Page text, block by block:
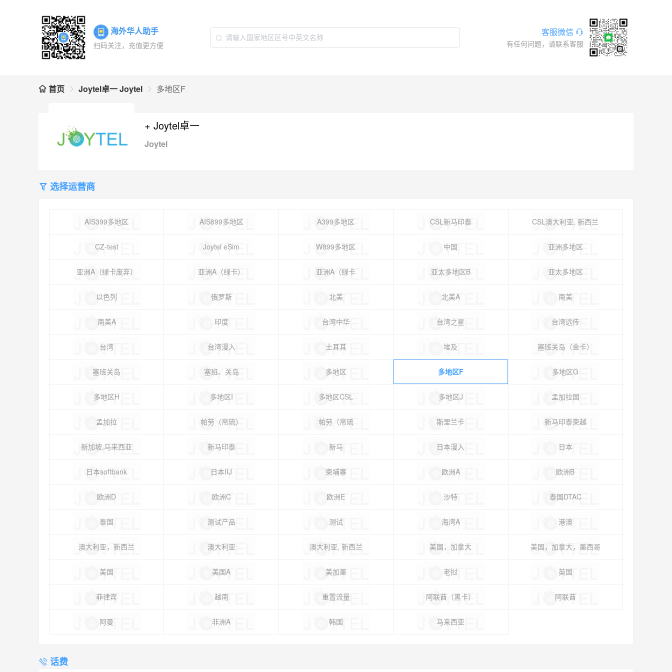
海外华人助手
扫码关注，充值更方便
客服微信
有任何问题，请联系客服
首页 Joytel卓一 Joytel 多地区F
+ Joytel卓一
Joytel
选择运营商
AIS399多地区 AIS899多地区 A399多地区 CSL新马印泰 CSL澳大利亚, 新西兰
CZ-test Joytel eSim W899多地区 中国 亚洲多地区
亚洲A（绿卡废弃） 亚洲A（绿卡） 亚洲A（绿卡 亚太多地区B 亚太多地区
以色列 俄罗斯 北美 北美A 南美
南美A 印度 台湾中华 台湾之星 台湾远传
台湾 台湾漫入 土耳其 埃及 塞班关岛（金卡）
塞班关岛 塞班、关岛 多地区 多地区F 多地区G
多地区H 多地区I 多地区CSL 多地区J 孟加拉国
孟加拉 帕劳（帛琉） 帕劳（帛琉 斯里兰卡 新马印泰柬越
新加坡,马来西亚 新马印泰 新马 日本漫入 日本
日本softbank 日本IIJ 柬埔寨 欧洲A 欧洲B
欧洲D 欧洲C 欧洲E 沙特 泰国DTAC
泰国 测试产品 测试 海湾A 港澳
澳大利亚，新西兰 澳大利亚 澳大利亚, 新西兰 美国，加拿大 美国，加拿大，墨西哥
美国 美国A 美加墨 老挝 英国
菲律宾 越南 重置流量 阿联酋（黑卡） 阿联酋
阿曼 非洲A 韩国 马来西亚
话费